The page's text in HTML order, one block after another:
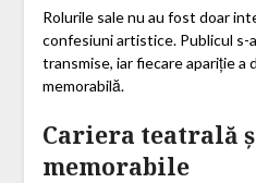
Rolurile sale nu au fost doar
confesiuni artistice. Publicul s-
transmise, iar fiecare apariție a
memorabilă.
Cariera teatrală
memorabile